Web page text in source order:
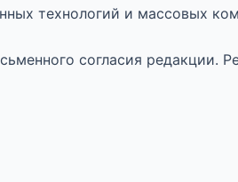
технологий и массовых
согласия редакции.